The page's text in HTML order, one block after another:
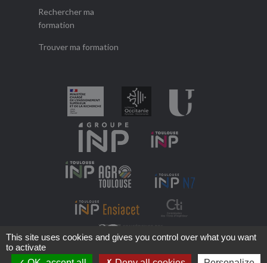
Rechercher ma
formation
Trouver ma formation
This site uses cookies and gives you control over what you want
to activate